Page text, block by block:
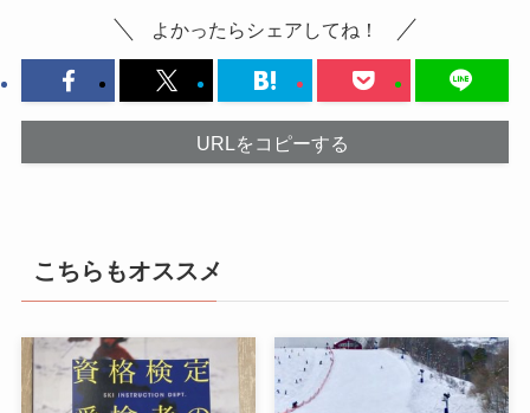
よかったらシェアしてね！
URLをコピーする
こちらもオススメ